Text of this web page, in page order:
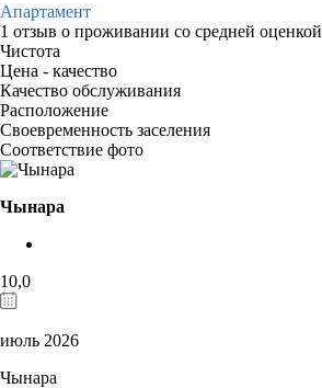
Апартамент
1 отзыв о проживании со средней оценкой
Чистота
Цена - качество
Качество обслуживания
Расположение
Своевременность заселения
Соответствие фото
Чынара
10,0
июль 2026
Чынара